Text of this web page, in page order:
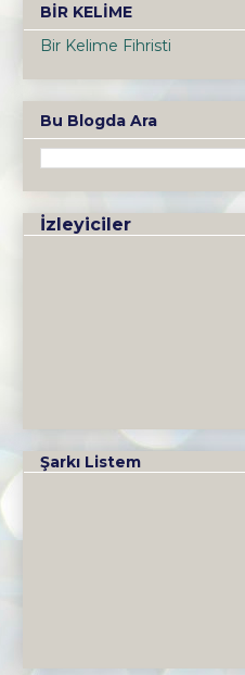
BİR KELİME
Bir Kelime Fihristi
Bu Blogda Ara
İzleyiciler
Şarkı Listem